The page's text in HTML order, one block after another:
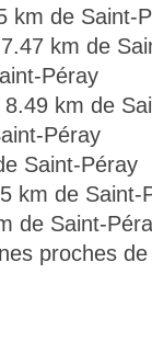
km de Saint-
km de
Péray
km de
Péray
Saint-Péray
km de Saint-
de Saint-
proches